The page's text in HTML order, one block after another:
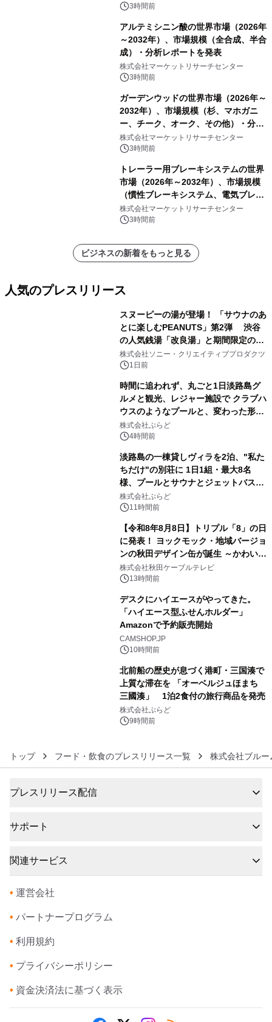
他）・分析レポートを発表
3時間前
アルテミシニン酸の世界市場（2026年
～2032年）、市場規模（全合成、半合
成）・分析レポートを発表
株式会社マーケットリサーチセンター
3時間前
ガーデンウッドの世界市場（2026年～
2032年）、市場規模（杉、マホガニ
ー、チーク、オーク、その他）・分析
レポートを発表
株式会社マーケットリサーチセンター
3時間前
トレーラー用ブレーキシステムの世界
市場（2026年～2032年）、市場規模
（慣性ブレーキシステム、電気ブレー
キシステム、その他）・分析レポート
を発表
株式会社マーケットリサーチセンター
3時間前
ビジネスの新着をもっと見る
人気のプレスリリース
スヌーピーの湯が登場！ 「サウナのあ
とに楽しむPEANUTS」第2弾 渋谷
の人気銭湯「改良湯」と期間限定のコ
ラボレーション サウナイキタイコラ
ボグッズも発売決定！
株式会社ソニー・クリエイティブプロダクツ
1日前
時間に追われず、丸ごと1日淡路島グ
ルメと観光、レジャー施設で クラブハ
ウスのようなプールと、変わった形の
サウナも 「THE BOXY AWAJI」のお
得な素泊まり連泊プランで
株式会社ぷらど
4時間前
淡路島の一棟貸しヴィラを2泊、"私た
ちだけ"の別荘に 1日1組・最大8名
様、プールとサウナとジェットバス付
きで Villa Mon Temps AWAJIの連泊
素泊りプラン
株式会社ぷらど
11時間前
【令和8年8月8日】トリプル「8」の日
に発表！ ヨックモック・地域バージョ
ンの秋田デザイン缶が誕生 ～かわいい
秋田犬の子犬と秋田の四季と名所を巡
るパッケージ～ 9月1日(火)秋田県内で
株式会社秋田ケーブルテレビ
13時間前
デスクにハイエースがやってきた。
「ハイエース型ふせんホルダー」
Amazonで予約販売開始
CAMSHOP.JP
10時間前
北前船の歴史が息づく港町・三国湊で
上質な滞在を 「オーベルジュほまち
三國湊」 1泊2食付の旅行商品を発売
株式会社ぷらど
9時間前
トップ フード・飲食のプレスリリース一覧 株式会社ブル
プレスリリース配信
サポート
関連サービス
• 運営会社
• パートナープログラム
• 利用規約
• プライバシーポリシー
• 資金決済法に基づく表示